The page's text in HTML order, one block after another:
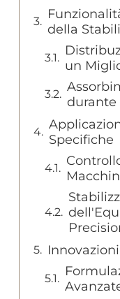
della
un
durante
Specifiche